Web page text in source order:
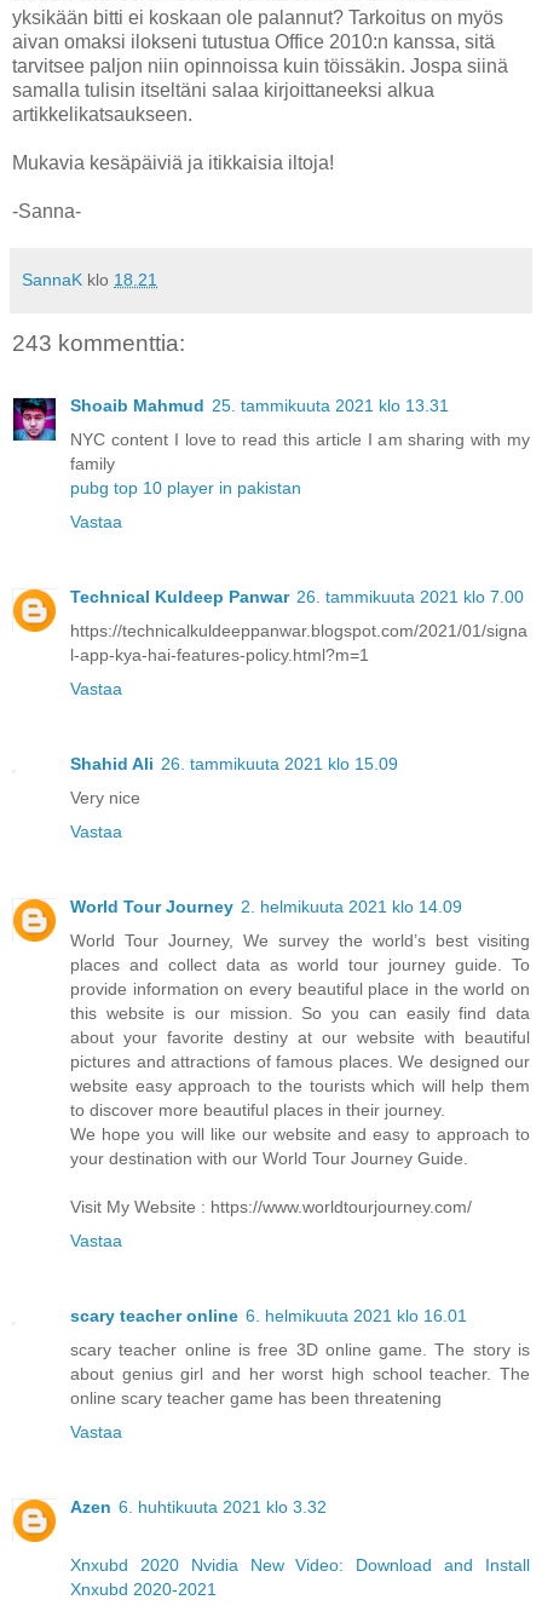
yksikään bitti ei koskaan ole palannut? Tarkoitus on myös
aivan omaksi ilokseni tutustua Office 2010:n kanssa, sitä
tarvitsee paljon niin opinnoissa kuin töissäkin. Jospa siinä
samalla tulisin itseltäni salaa kirjoittaneeksi alkua
artikkelikatsaukseen.
Mukavia kesäpäiviä ja itikkaisia iltoja!
-Sanna-
SannaK klo 18.21
243 kommenttia:
Shoaib Mahmud 25. tammikuuta 2021 klo 13.31
NYC content I love to read this article I am sharing with my
family
pubg top 10 player in pakistan
Vastaa
Technical Kuldeep Panwar 26. tammikuuta 2021 klo 7.00
https://technicalkuldeeppanwar.blogspot.com/2021/01/signa
l-app-kya-hai-features-policy.html?m=1
Vastaa
Shahid Ali 26. tammikuuta 2021 klo 15.09
Very nice
Vastaa
World Tour Journey 2. helmikuuta 2021 klo 14.09
World Tour Journey, We survey the world’s best visiting
places and collect data as world tour journey guide. To
provide information on every beautiful place in the world on
this website is our mission. So you can easily find data
about your favorite destiny at our website with beautiful
pictures and attractions of famous places. We designed our
website easy approach to the tourists which will help them
to discover more beautiful places in their journey.
We hope you will like our website and easy to approach to
your destination with our World Tour Journey Guide.
Visit My Website : https://www.worldtourjourney.com/
Vastaa
scary teacher online 6. helmikuuta 2021 klo 16.01
scary teacher online is free 3D online game. The story is
about genius girl and her worst high school teacher. The
online scary teacher game has been threatening
Vastaa
Azen 6. huhtikuuta 2021 klo 3.32
Xnxubd 2020 Nvidia New Video: Download and Install
Xnxubd 2020-2021